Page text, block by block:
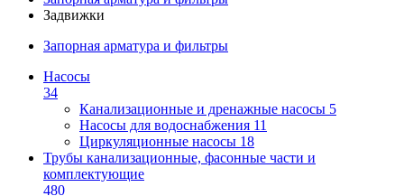
Задвижки
Запорная арматура и фильтры
Насосы
34
Канализационные и дренажные насосы 5
Насосы для водоснабжения 11
Циркуляционные насосы 18
Трубы канализационные, фасонные части и
комплектующие
480